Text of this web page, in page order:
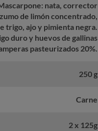
nata, corrector
de limón concentrado,
trigo, ajo y pimienta negra.
duro y huevos de gallinas
pasteurizados 20%.
250 g
Carne
2 x 125g